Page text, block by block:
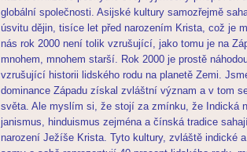
globální společnosti. Asijské kultury samozřejmě
úsvitu dějin, tisíce let před narozením Krista, což je
nás rok 2000 není tolik vzrušující, jako tomu je na
mnohem, mnohem starší. Rok 2000 je prostě
vzrušující historii lidského rodu na planetě Zemi.
dominance Západu získal zvláštní význam a v tom
světa. Ale myslím si, že stojí za zmínku, že Indická
janismus, hinduismus zejména a čínská tradice
narození Ježíše Krista. Tyto kultury, zvláště indické